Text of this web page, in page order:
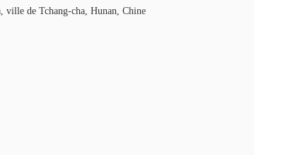
ville de Tchang-cha, Hunan, Chine